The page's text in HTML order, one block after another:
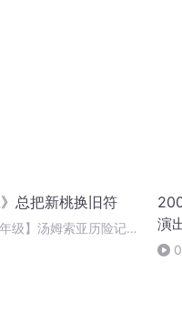
》总把新桃换旧符
年级】汤姆索亚历险记
演